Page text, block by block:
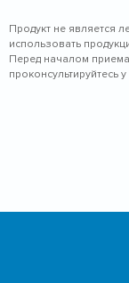
Продукт не является
использовать
Перед началом
проконсультируйтесь